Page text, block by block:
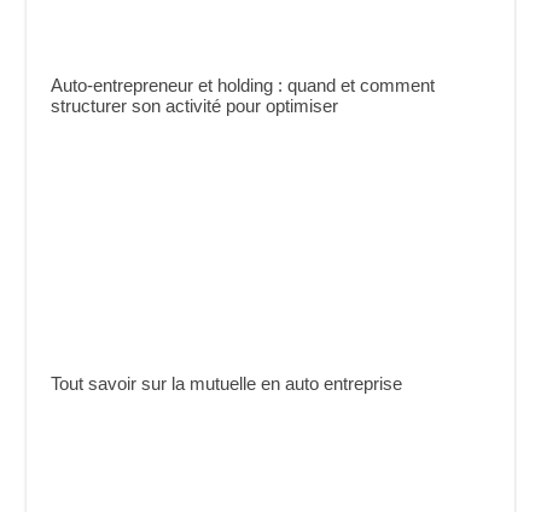
Auto-entrepreneur et holding : quand et comment
structurer son activité pour optimiser
Tout savoir sur la mutuelle en auto entreprise